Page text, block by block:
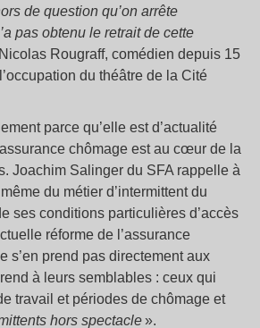
de question qu’on arrête
pas obtenu le retrait de cette
Rougraff, comédien depuis 15
du théâtre de la Cité
parce qu’elle est d’actualité
chômage est au cœur de la
Joachim Salinger du SFA rappelle à
du métier d’intermittent du
ses conditions particulières d’accès
réforme de l’assurance
s’en prend pas directement aux
à leurs semblables : ceux qui
travail et périodes de chômage et
hors spectacle».